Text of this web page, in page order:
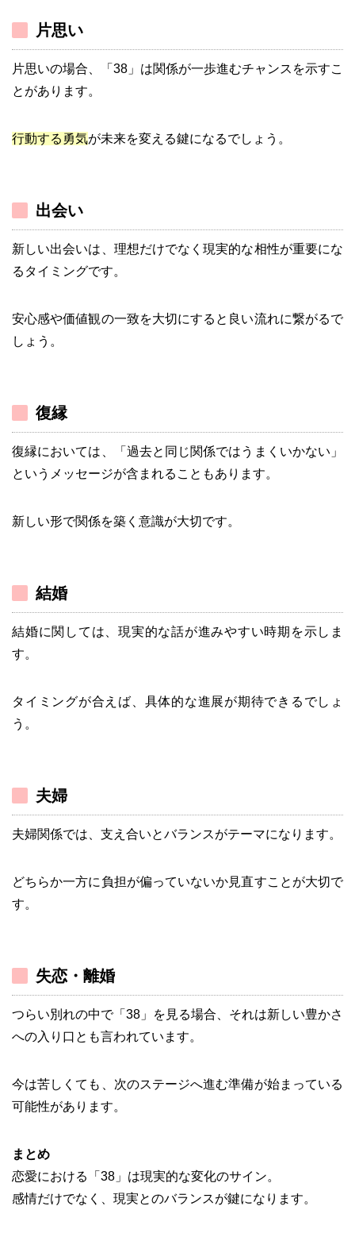
片思い
片思いの場合、「38」は関係が一歩進むチャンスを示すこ
とがあります。
行動する勇気が未来を変える鍵になるでしょう。
出会い
新しい出会いは、理想だけでなく現実的な相性が重要にな
るタイミングです。
安心感や価値観の一致を大切にすると良い流れに繋がるで
しょう。
復縁
復縁においては、「過去と同じ関係ではうまくいかない」
というメッセージが含まれることもあります。
新しい形で関係を築く意識が大切です。
結婚
結婚に関しては、現実的な話が進みやすい時期を示しま
す。
タイミングが合えば、具体的な進展が期待できるでしょ
う。
夫婦
夫婦関係では、支え合いとバランスがテーマになります。
どちらか一方に負担が偏っていないか見直すことが大切で
す。
失恋・離婚
つらい別れの中で「38」を見る場合、それは新しい豊かさ
への入り口とも言われています。
今は苦しくても、次のステージへ進む準備が始まっている
可能性があります。
まとめ
恋愛における「38」は現実的な変化のサイン。
感情だけでなく、現実とのバランスが鍵になります。